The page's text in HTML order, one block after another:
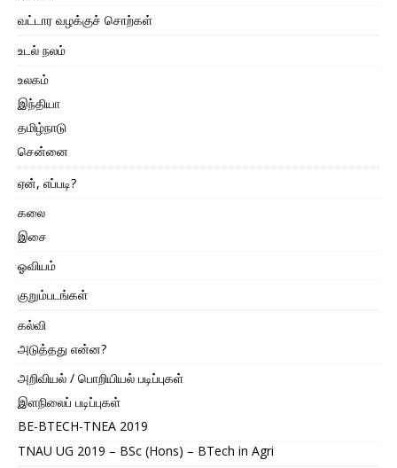
வட்டார வழக்குச் சொற்கள்
உடல் நலம்
உலகம்
இந்தியா
தமிழ்நாடு
சென்னை
ஏன், எப்படி?
கலை
இசை
ஓவியம்
குறும்படங்கள்
கல்வி
அடுத்தது என்ன?
அறிவியல் / பொறியியல் படிப்புகள்
இளநிலைப் படிப்புகள்
BE-BTECH-TNEA 2019
TNAU UG 2019 – BSc (Hons) – BTech in Agri